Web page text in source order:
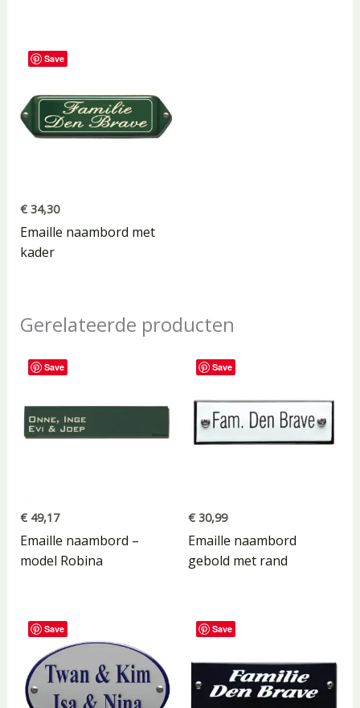
Save
€34,30
Emaille naambord met
kader
Gerelateerde producten
Save
€49,17
Emaille naambord –
model Robina
Save
€ 30,99
Emaille naambord
gebold met rand
Save Save